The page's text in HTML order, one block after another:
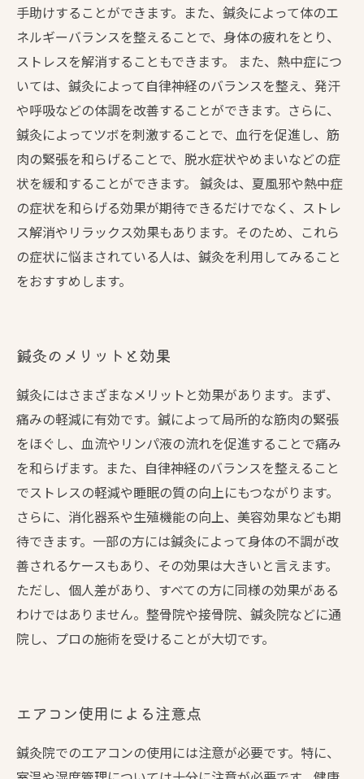
手助けすることができます。また、鍼灸によって体のエ
ネルギーバランスを整えることで、身体の疲れをとり、
ストレスを解消することもできます。 また、熱中症につ
いては、鍼灸によって自律神経のバランスを整え、発汗
や呼吸などの体調を改善することができます。さらに、
鍼灸によってツボを刺激することで、血行を促進し、筋
肉の緊張を和らげることで、脱水症状やめまいなどの症
状を緩和することができます。 鍼灸は、夏風邪や熱中症
の症状を和らげる効果が期待できるだけでなく、ストレ
ス解消やリラックス効果もあります。そのため、これら
の症状に悩まされている人は、鍼灸を利用してみること
をおすすめします。
鍼灸のメリットと効果
鍼灸にはさまざまなメリットと効果があります。まず、
痛みの軽減に有効です。鍼によって局所的な筋肉の緊張
をほぐし、血流やリンパ液の流れを促進することで痛み
を和らげます。また、自律神経のバランスを整えること
でストレスの軽減や睡眠の質の向上にもつながります。
さらに、消化器系や生殖機能の向上、美容効果なども期
待できます。一部の方には鍼灸によって身体の不調が改
善されるケースもあり、その効果は大きいと言えます。
ただし、個人差があり、すべての方に同様の効果がある
わけではありません。整骨院や接骨院、鍼灸院などに通
院し、プロの施術を受けることが大切です。
エアコン使用による注意点
鍼灸院でのエアコンの使用には注意が必要です。特に、